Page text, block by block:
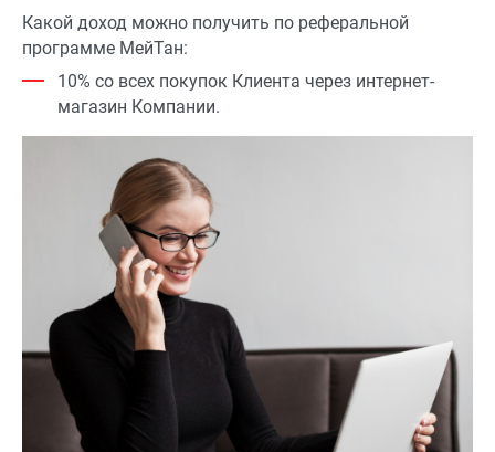
Какой доход можно получить по реферальной
программе МейТан:
10% со всех покупок Клиента через интернет-
магазин Компании.